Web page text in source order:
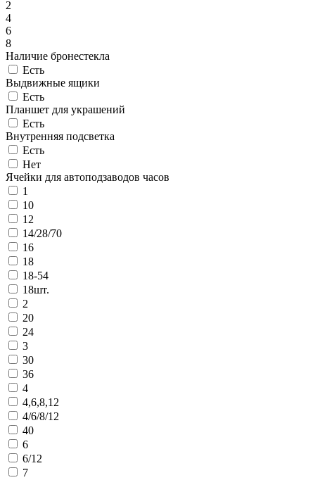
2
4
6
8
Наличие бронестекла
Есть
Выдвижные ящики
Есть
Планшет для украшений
Есть
Внутренняя подсветка
Есть
Нет
Ячейки для автоподзаводов часов
1
10
12
14/28/70
16
18
18-54
18шт.
2
20
24
3
30
36
4
4,6,8,12
4/6/8/12
40
6
6/12
7